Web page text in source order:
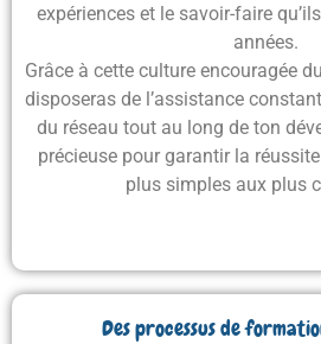
expériences et le savoir-faire
années.
Grâce à cette culture encouragée
disposeras de l’assistance
du réseau tout au long de ton
précieuse pour garantir la
plus simples aux plus
Des processus de